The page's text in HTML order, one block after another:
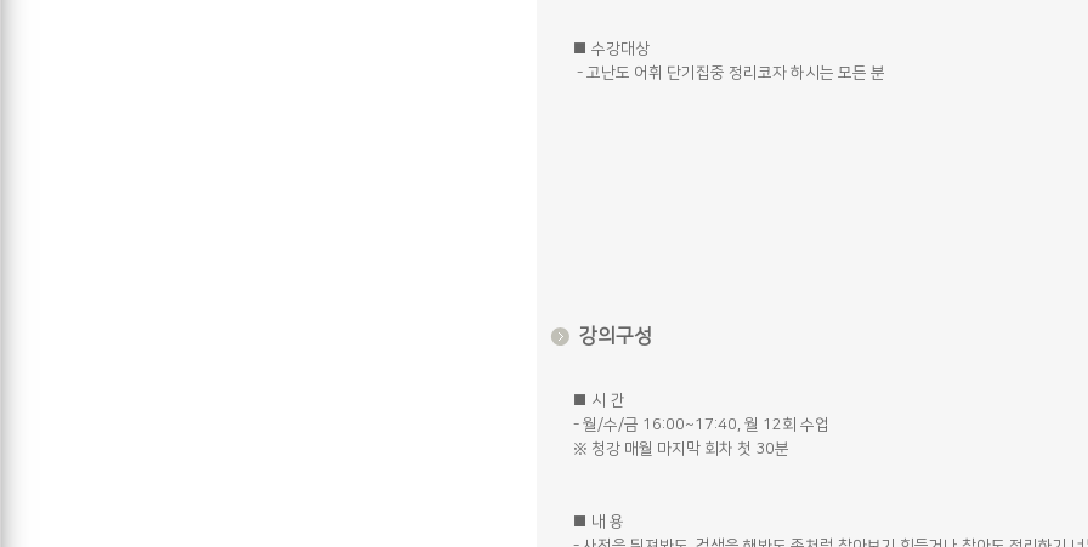
■ 수강대상
- 고난도 어휘 단기집중 정리코자 하시는 모든 분
강의구성
■ 시 간
- 월/수/금 16:00~17:40, 월 12회 수업
※ 청강 매월 마지막 회차 첫 30분
■ 내 용